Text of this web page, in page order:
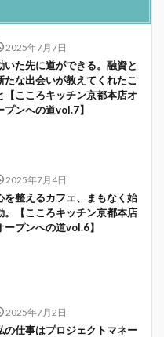
2025年7月7日
いた先に道ができる。融資と
たな出会いが教えてくれたこ
【こころキッチン京都本店オ
プンへの道vol.7】
2025年7月4日
を整えるカフェ、まもなく始
。【こころキッチン京都本店
ープンへの道vol.6】
2025年7月2日
の仕事はプロジェクトマネー